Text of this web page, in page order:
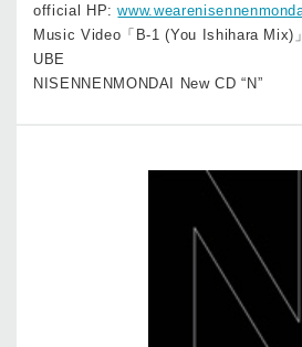
official HP:
Music Video「B-1 (You Ishihara
UBE
NISENNENMONDAI New CD “N”